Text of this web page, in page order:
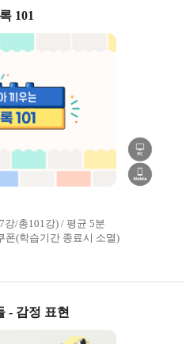
101
강/총101강) / 평균 5분
폰(학습기간 종료시 소멸)
- 감정 표현